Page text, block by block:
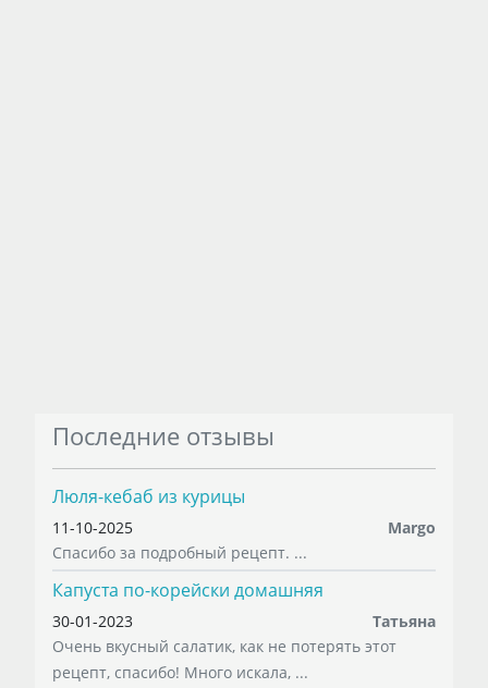
Последние отзывы
Люля-кебаб из курицы
11-10-2025
Margo
Спасибо за подробный рецепт. ...
Капуста по-корейски домашняя
30-01-2023
Татьяна
Очень вкусный салатик, как не потерять этот
рецепт, спасибо! Много искала, ...